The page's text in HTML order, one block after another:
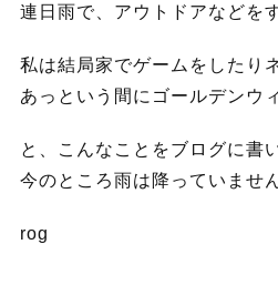
連日雨で、アウトドアなどを
私は結局家でゲームをしたり
あっという間にゴールデンウ
と、こんなことをブログに書
今のところ雨は降っていませ
rog